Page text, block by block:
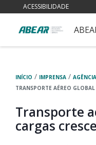
ACESSIBILIDADE
INÍCIO / IMPRENSA /
TRANSPORTE AÉREO
Transporte
cargas